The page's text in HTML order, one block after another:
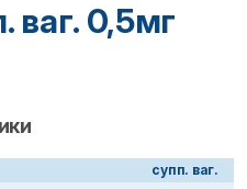
ваг. 0,5мг
супп. ваг.